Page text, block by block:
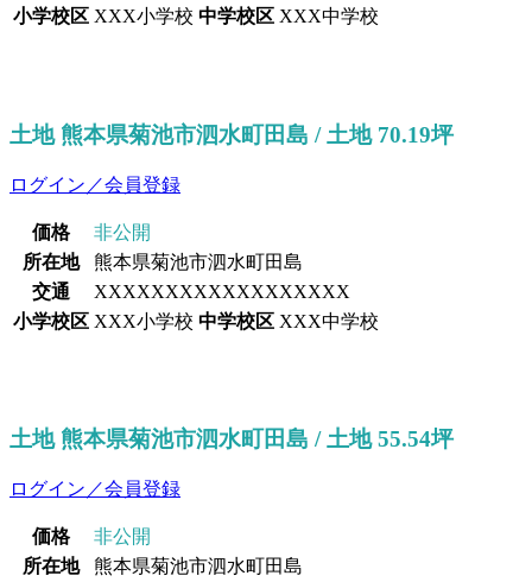
小学校区 XXX小学校 中学校区 XXX中学校
土地 熊本県菊池市泗水町田島 / 土地 70.19坪
ログイン／会員登録
価格
非公開
所在地
熊本県菊池市泗水町田島
交通
XXXXXXXXXXXXXXXXXX
小学校区 XXX小学校 中学校区 XXX中学校
土地 熊本県菊池市泗水町田島 / 土地 55.54坪
ログイン／会員登録
価格
非公開
所在地
熊本県菊池市泗水町田島